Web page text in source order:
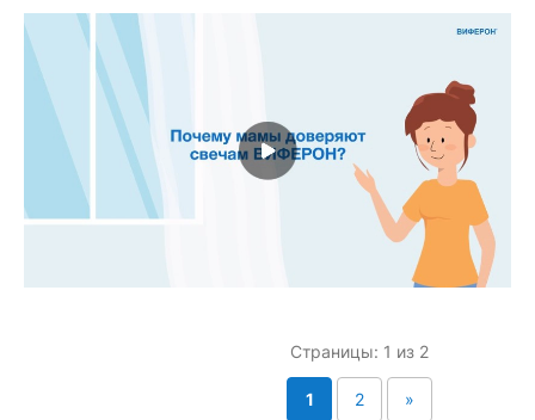
Страницы: 1 из 2
1 2 »